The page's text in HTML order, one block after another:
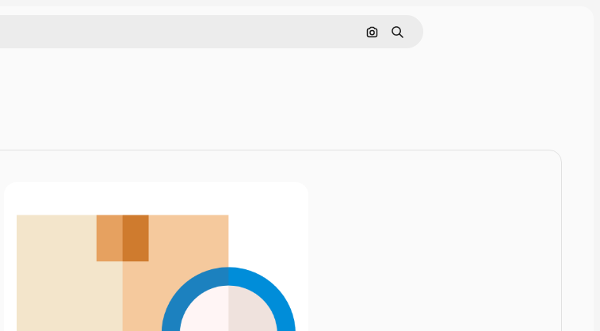
Nach Bild suchen
Suchen